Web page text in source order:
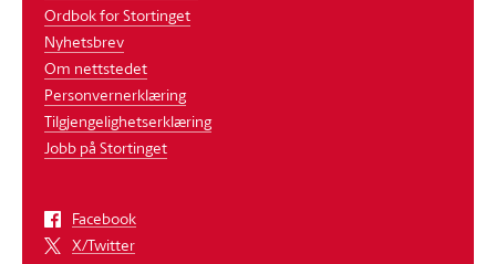
Ordbok for Stortinget
Nyhetsbrev
Om nettstedet
Personvernerklæring
Tilgjengelighetserklæring
Jobb på Stortinget
Facebook
X/Twitter